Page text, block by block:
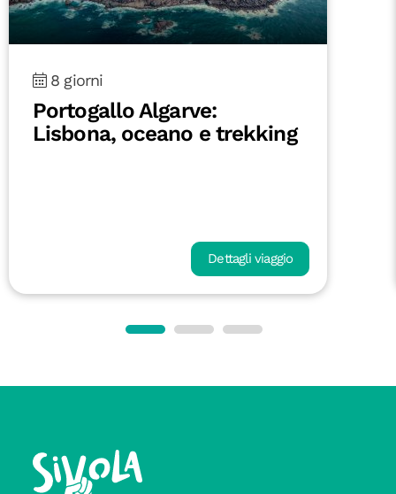
8 giorni
Portogallo Algarve:
Lisbona, oceano e trekking
Dettagli viaggio